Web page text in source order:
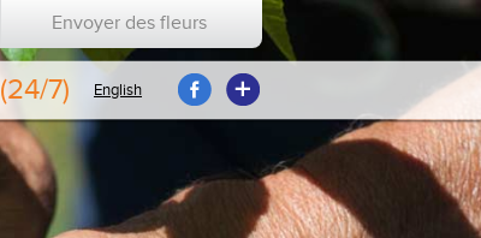
Envoyer des fleurs
(24/7) English